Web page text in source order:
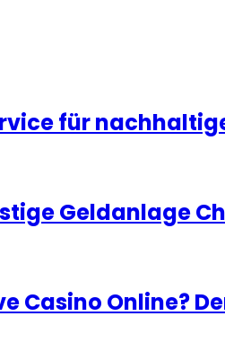
für
Geldanlage
Casino Online?